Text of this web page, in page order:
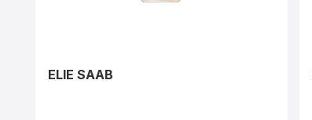
ELIE SAAB